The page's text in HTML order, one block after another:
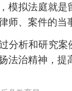
模拟法庭就
师、案件的当
析和研究案例
法治精神，提